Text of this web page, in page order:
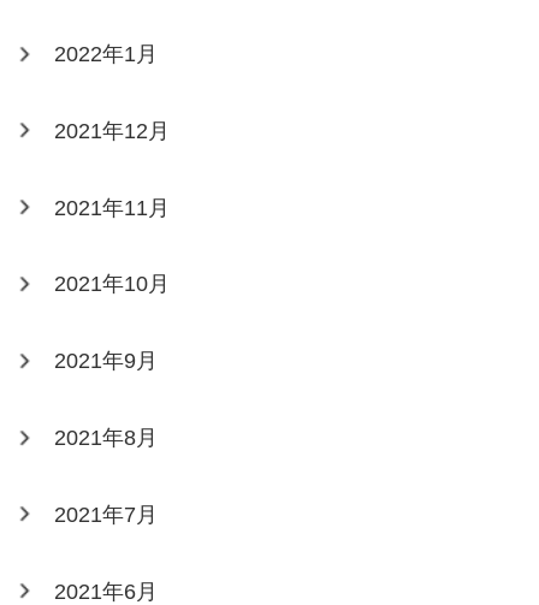
2022年1月
2021年12月
2021年11月
2021年10月
2021年9月
2021年8月
2021年7月
2021年6月